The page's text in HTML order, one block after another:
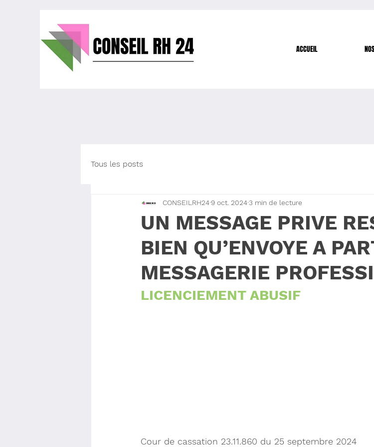
ACCUEIL
Tous les posts
UN MESSAGE PRIVE
BIEN QU’ENVOYE A
MESSAGERIE
CONSEILRH24 9 oct. 2024 3 min de lecture
LICENCIEMENT ABUSIF
Cour de cassation 23.11.860 du 25 septembre 2024